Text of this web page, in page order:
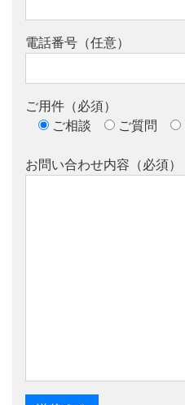
電話番号（任意）
ご用件（必須）
ご相談
ご質問
お問い合わせ内容（必須）